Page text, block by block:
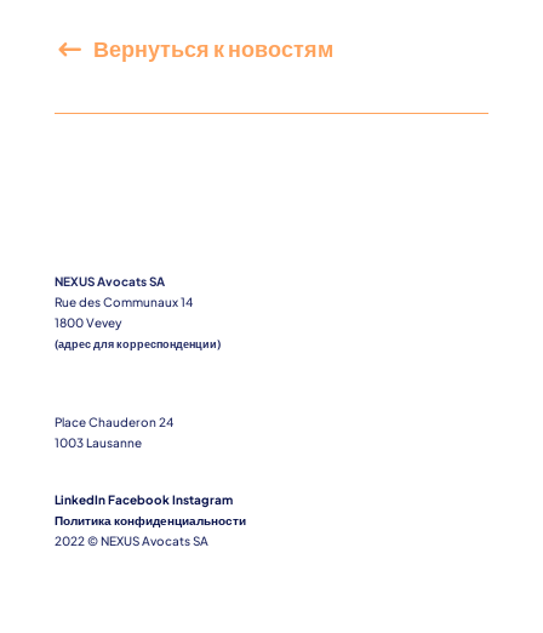
Вернуться к новостям
NEXUS Avocats SA
Rue des Communaux 14
1800 Vevey
(адрес для корреспонденции)
Place Chauderon 24
1003 Lausanne
LinkedInFacebookInstagram
Политика конфиденциальности
2022 © NEXUS Avocats SA